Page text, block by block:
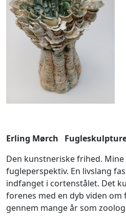
Erling Mørch
Den kunstneriske frihed.
fugleperspektiv. En livslang
indfanget i cortenstålet. Det
forenes med en dyb viden
gennem mange år som